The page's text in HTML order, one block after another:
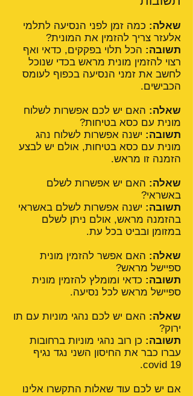
שאלה: כמה זמן לפני הנסיעה לתלמי
אלעזר צריך להזמין את המונית?
תשובה: הכל תלוי בפקקים, כדאי ואף
רצוי להזמין מונית מראש בכדי שנוכל
לחשב את זמני הנסיעה בכפוף לעומס
הכבישים.
שאלה: האם יש לכם אפשרות לשלוח
מונית עם כסא בטיחות?
תשובה: ישנה אפשרות לשלוח נהג
מונית עם כסא בטיחות, אולם יש לבצע
הזמנה זו מראש.
שאלה: האם יש אפשרות לשלם
באשראי?
תשובה: ישנה אפשרות לשלם באשראי
בהזמנה מראש, אולם ניתן לשלם
במזומן ובביט בכל עת.
שאלה: האם אפשר להזמין מונית
ספיישל מראש?
תשובה: כדאי ומומלץ להזמין מונית
ספיישל מראש לכל נסיעה.
שאלה: האם יש לכם נהגי מוניות עם תו
ירוק?
תשובה: כן רוב נהגי מוניות ברחובות
עברו כבר את החיסון השני נגד נגיף
covid 19.
אם יש לכם עוד שאלות התקשרו אלינו